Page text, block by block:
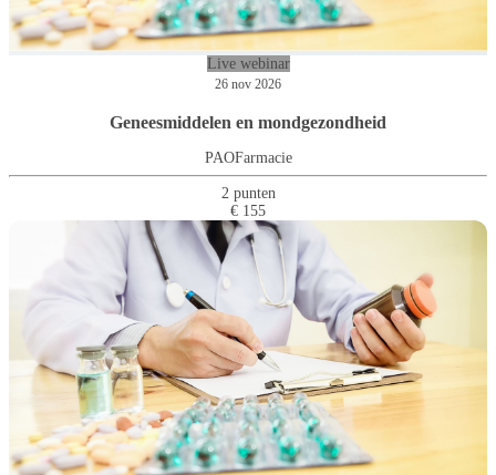
Live webinar
26 nov 2026
Geneesmiddelen en mondgezondheid
PAOFarmacie
2 punten
€ 155